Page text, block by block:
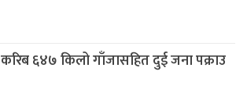
करिब ६४७ किलो गाँजासहित दुई जना पक्राउ